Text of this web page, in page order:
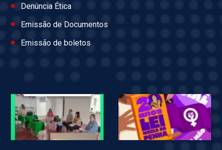
Denúncia Ética
Emissão de Documentos
Emissão de boletos